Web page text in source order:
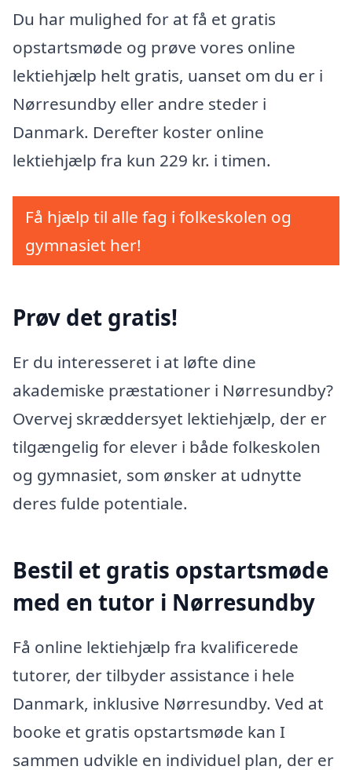
Du har mulighed for at få et gratis
opstartsmøde og prøve vores online
lektiehjælp helt gratis, uanset om du er i
Nørresundby eller andre steder i
Danmark. Derefter koster online
lektiehjælp fra kun 229 kr. i timen.
Få hjælp til alle fag i folkeskolen og
gymnasiet her!
Prøv det gratis!
Er du interesseret i at løfte dine
akademiske præstationer i Nørresundby?
Overvej skræddersyet lektiehjælp, der er
tilgængelig for elever i både folkeskolen
og gymnasiet, som ønsker at udnytte
deres fulde potentiale.
Bestil et gratis opstartsmøde
med en tutor i Nørresundby
Få online lektiehjælp fra kvalificerede
tutorer, der tilbyder assistance i hele
Danmark, inklusive Nørresundby. Ved at
booke et gratis opstartsmøde kan I
sammen udvikle en individuel plan, der er